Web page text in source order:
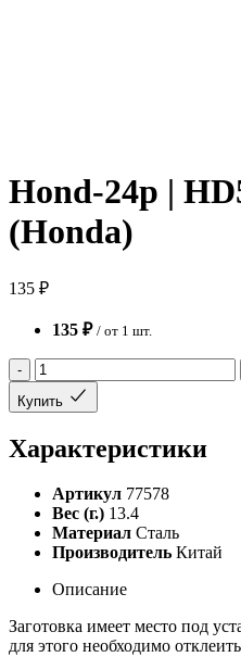
Hond-24p |
(Honda)
135 ₽
135 ₽ / от 1 шт.
-
Купить
Характеристики
Артикул 77578
Вес (г.) 13.4
Материал Сталь
Производитель Китай
Описание
Заготовка имеет место под
для этого необходимо